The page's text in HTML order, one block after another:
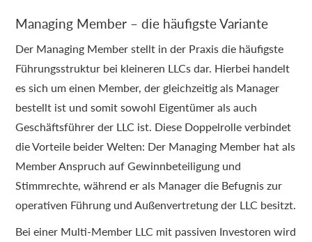
Managing Member – die häufigste Variante
Der Managing Member stellt in der Praxis die häufigste
Führungsstruktur bei kleineren LLCs dar. Hierbei handelt
es sich um einen Member, der gleichzeitig als Manager
bestellt ist und somit sowohl Eigentümer als auch
Geschäftsführer der LLC ist. Diese Doppelrolle verbindet
die Vorteile beider Welten: Der Managing Member hat als
Member Anspruch auf Gewinnbeteiligung und
Stimmrechte, während er als Manager die Befugnis zur
operativen Führung und Außenvertretung der LLC besitzt.
Bei einer Multi-Member LLC mit passiven Investoren wird